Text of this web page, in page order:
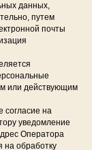
данных,
путем
почты
или действующим
согласие на
уведомление
Оператора
на обработку